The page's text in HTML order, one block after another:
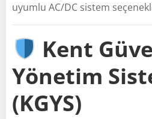
uyumlu AC/DC sistem
Kent
Yönetim
(KGYS)